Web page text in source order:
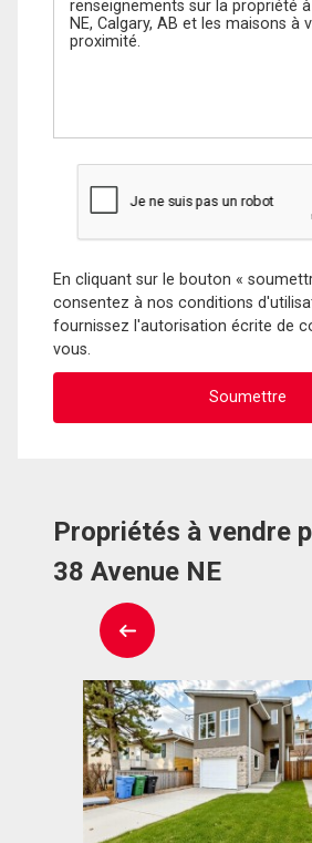
En cliquant sur le bouton «
consentez à nos conditions
fournissez l'autorisation écrite de
vous.
Propriétés à vendre
38 Avenue NE